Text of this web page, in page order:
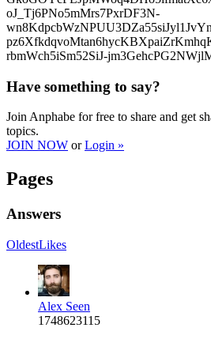
oJ_Tj6PNo5mMrs7PxrDF3N-
rbmWch5iSm52SiJ-
Have something to say?
Join Anphabe for free to share and get
topics.
JOIN NOW orLogin »
Pages
Answers
OldestLikes
Alex Seen
1748623115